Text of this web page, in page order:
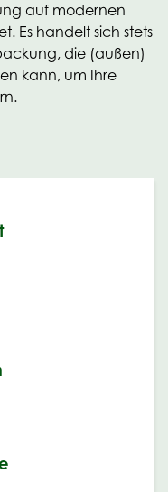
auf modernen
Es handelt sich stets
die (außen)
kann, um Ihre